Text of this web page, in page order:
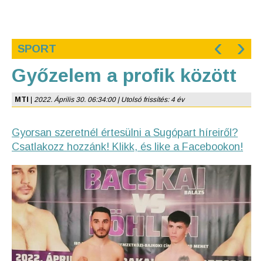
SPORT ‹ ›
Győzelem a profik között
MTI 2022. Április 30. 06:34:00 | Utolsó frissítés: 4 év
Gyorsan szeretnél értesülni a Sugópart híreiről?
Csatlakozz hozzánk! Klikk, és like a Facebookon!